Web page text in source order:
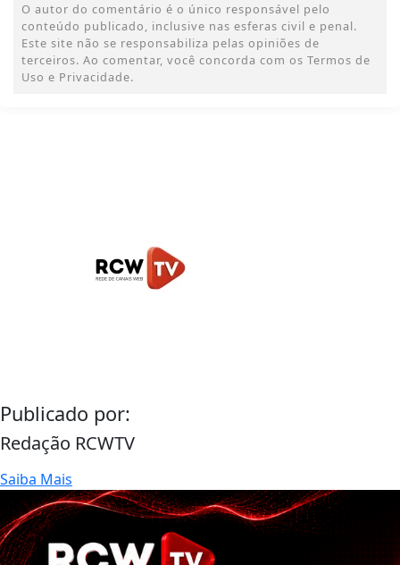
O autor do comentário é o único responsável pelo
conteúdo publicado, inclusive nas esferas civil e penal.
Este site não se responsabiliza pelas opiniões de
terceiros. Ao comentar, você concorda com os Termos de
Uso e Privacidade.
Publicado por:
Redação RCWTV
Saiba Mais